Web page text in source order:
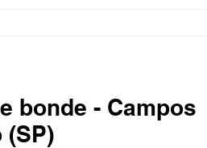
bonde - Campos
(SP)